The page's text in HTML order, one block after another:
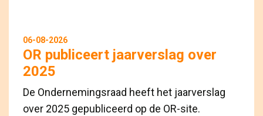
06-08-2026
OR publiceert jaarverslag over
2025
De Ondernemingsraad heeft het jaarverslag
over 2025 gepubliceerd op de OR-site.